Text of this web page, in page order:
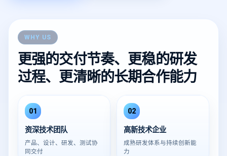
WHY US
更强的交付节奏、更稳的研发
过程、更清晰的长期合作能力
01
资深技术团队
产品、设计、研发、测试协
同交付
02
高新技术企业
成熟研发体系与持续创新能
力